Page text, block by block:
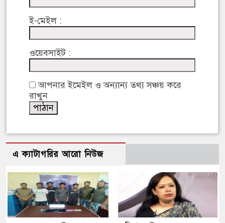
ই-মেইল :
ওয়েবসাইট :
আপনার ইমেইল ও অন্যান্য তথ্য সঞ্চয় করে
রাখুন
এ ক্যাটাগরির আরো নিউজ